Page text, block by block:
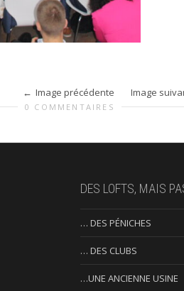
Image précédente Image
0 COMMENTAIRES
DES LOFTS, MAIS
… DES PÉNICHES
… DES CLUBS
…UNE ANCIENNE USINE